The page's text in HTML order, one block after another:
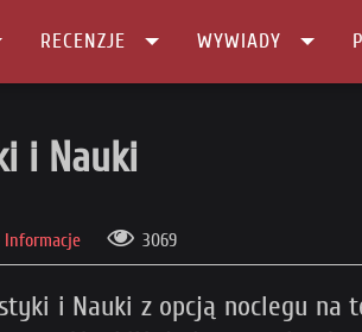
RECENZJE WYWIADY
i Nauki
3069
i Nauki z opcją noclegu na